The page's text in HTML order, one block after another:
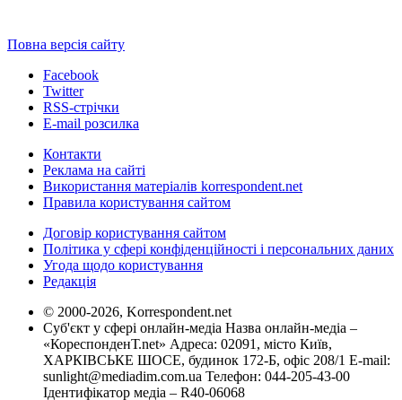
Повна версія сайту
Facebook
Twitter
RSS-стрічки
E-mail розсилка
Контакти
Реклама на сайті
Використання матеріалів korrespondent.net
Правила користування сайтом
Договір користування сайтом
Політика у сфері конфіденційності і персональних даних
Угода щодо користування
Редакція
© 2000-2026, Korrespondent.net
Суб'єкт у сфері онлайн-медіа Назва онлайн-медіа –
«КореспонденТ.net» Адреса: 02091, місто Київ,
ХАРКІВСЬКЕ ШОСЕ, будинок 172-Б, офіс 208/1 E-mail:
sunlight@mediadim.com.ua Телефон: 044-205-43-00
Ідентифікатор медіа – R40-06068